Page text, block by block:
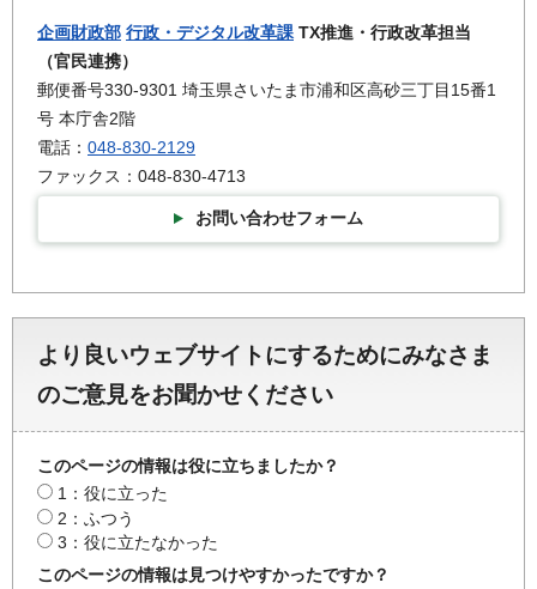
企画財政部 行政・デジタル改革課 TX推進・行政改革担当
（官民連携）
郵便番号330-9301 埼玉県さいたま市浦和区高砂三丁目15番1
号 本庁舎2階
電話： 048-830-2129
ファックス：048-830-4713
お問い合わせフォーム
より良いウェブサイトにするためにみなさま
のご意見をお聞かせください
このページの情報は役に立ちましたか？
1：役に立った
2：ふつう
3：役に立たなかった
このページの情報は見つけやすかったですか？